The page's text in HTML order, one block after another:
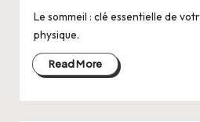
Le sommeil : clé essentielle de
physique.
Read More